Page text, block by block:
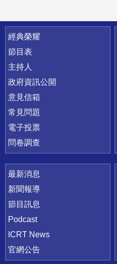
快速連結
經典榮耀
節目表
主持人
政府資訊公開
意見信箱
常見問題
電子投票
問卷調查
最新消息
新聞報導
節目訊息
Podcast
ICRT News
官網公告